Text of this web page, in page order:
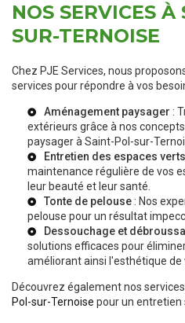
NOS SERVICES
SUR-TERNOISE
Chez PJE Services, nous
services pour répondre à vos
Aménagement paysager :
extérieurs grâce à nos
paysager à Saint-Pol-sur-
Entretien des espaces verts
maintenance régulière de vos
leur beauté et leur santé.
Tonte de pelouse : Nos
pelouse pour un résultat
Dessouchage et
solutions efficaces pour
améliorant ainsi l'esthétique de
Découvrez également nos
Pol-sur-Ternoise pour un entretien